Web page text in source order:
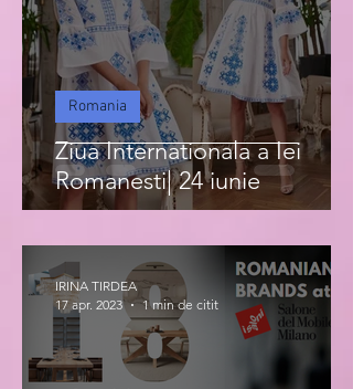
Ziua Internationala a Iei
Romanesti| 24 iunie
Romania
IRINA TIRDEA
17 apr. 2023
1 min de citit